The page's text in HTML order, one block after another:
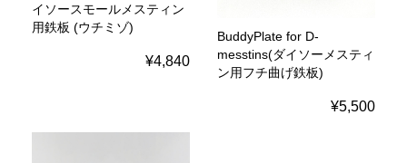
イソースモールメスティン
用鉄板 (ウチミゾ)
¥4,840
BuddyPlate for D-
messtins(ダイソーメスティ
ン用フチ曲げ鉄板)
¥5,500